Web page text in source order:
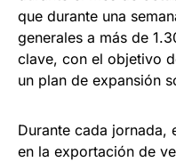
que durante una
generales a más de
clave, con el objetivo
un plan de expansión
Durante cada
en la exportación de